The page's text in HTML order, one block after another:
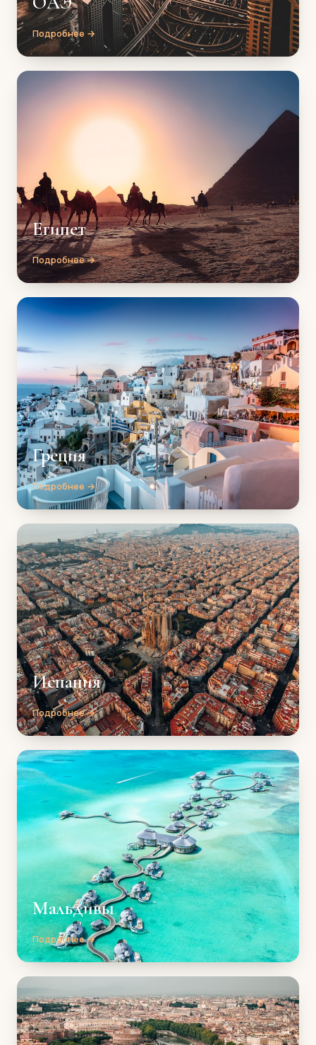
Подробнее →
Египет
Подробнее →
Греция
Подробнее →
Испания
Подробнее →
Мальдивы
Подробнее →